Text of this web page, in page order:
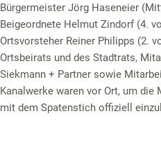
Bürgermeister Jörg Haseneier
Beigeordnete Helmut Zindorf (4.
Ortsvorsteher Reiner Philipps (2.
Ortsbeirats und des Stadtrats,
Siekmann + Partner sowie
Kanalwerke waren vor Ort, um die
mit dem Spatenstich offiziell